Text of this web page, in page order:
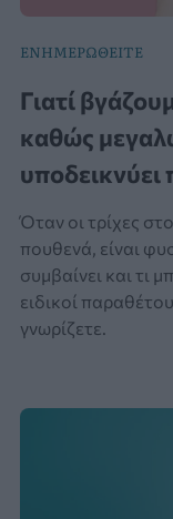
ΕΝΗΜΕΡΩΘΕΙΤΕ
Γιατί
καθώς
υποδεικνύει
Όταν οι τρίχες
πουθενά, είναι
συμβαίνει και τι
ειδικοί
γνωρίζετε.